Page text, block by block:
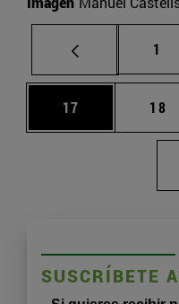
1
Página
17 18
SUSCRÍBETE